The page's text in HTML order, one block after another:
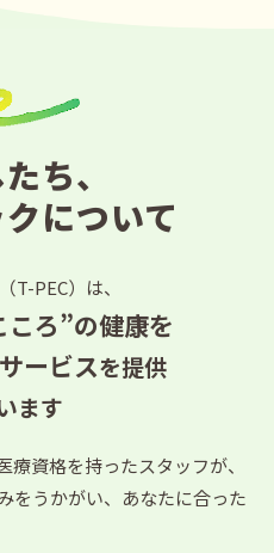
ち、
について
T-PEC）は、
ろ”の健康を
ービスを提供
ます
資格を持ったスタッフが、
をうかがい、あなたに合った